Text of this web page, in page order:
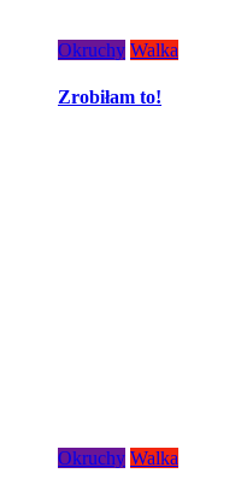
Okruchy Walka
Zrobiłam to!
Okruchy Walka